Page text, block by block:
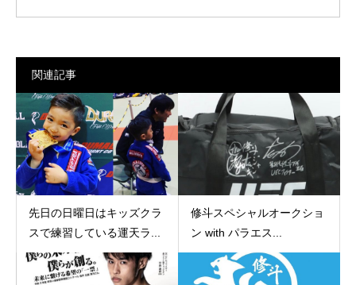
関連記事
先日の日曜日はキッズクラ
スで練習している運天ラ...
修斗スペシャルオークショ
ン with パラエス...